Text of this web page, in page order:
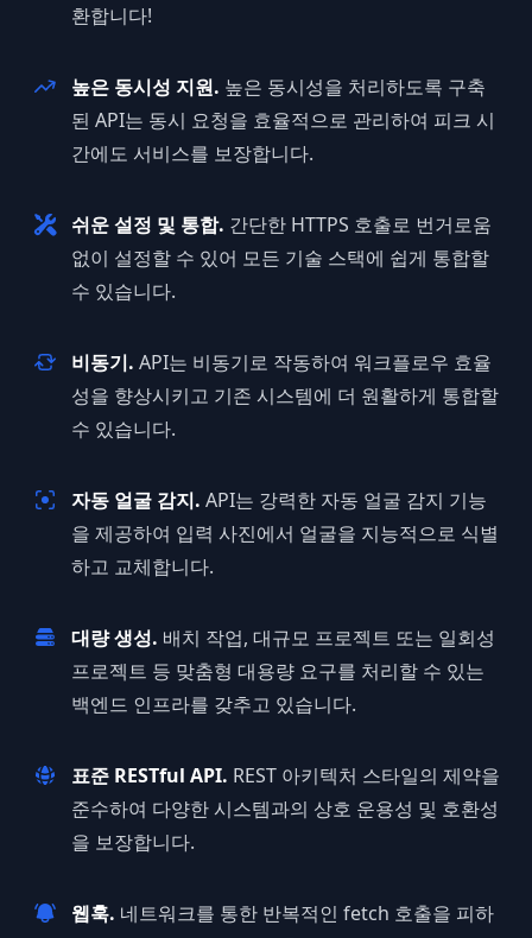
환합니다!
높은 동시성 지원. 높은 동시성을 처리하도록 구축
된 API는 동시 요청을 효율적으로 관리하여 피크 시
간에도 서비스를 보장합니다.
쉬운 설정 및 통합. 간단한 HTTPS 호출로 번거로움
없이 설정할 수 있어 모든 기술 스택에 쉽게 통합할
수 있습니다.
비동기. API는 비동기로 작동하여 워크플로우 효율
성을 향상시키고 기존 시스템에 더 원활하게 통합할
수 있습니다.
자동 얼굴 감지. API는 강력한 자동 얼굴 감지 기능
을 제공하여 입력 사진에서 얼굴을 지능적으로 식별
하고 교체합니다.
대량 생성. 배치 작업, 대규모 프로젝트 또는 일회성
프로젝트 등 맞춤형 대용량 요구를 처리할 수 있는
백엔드 인프라를 갖추고 있습니다.
표준 RESTful API. REST 아키텍처 스타일의 제약을
준수하여 다양한 시스템과의 상호 운용성 및 호환성
을 보장합니다.
웹훅. 네트워크를 통한 반복적인 fetch 호출을 피하